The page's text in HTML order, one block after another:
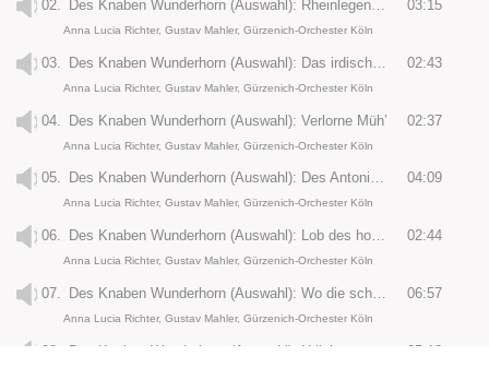
02. Des Knaben Wunderhorn (Auswahl): Rheinlegendchen 03:15
Anna Lucia Richter, Gustav Mahler, Gürzenich-Orchester Köln
03. 02:43
Anna Lucia Richter, Gustav Mahler, Gürzenich-Orchester Köln
04. Des Knaben Wunderhorn (Auswahl): Verlorne Müh’ 02:37
Anna Lucia Richter, Gustav Mahler, Gürzenich-Orchester Köln
05. Des Knaben Wunderhorn (Auswahl): Des Antonius von Padua Fischpredigt 04:09
Anna Lucia Richter, Gustav Mahler, Gürzenich-Orchester Köln
06. Des Knaben Wunderhorn (Auswahl): Lob des hohen Verstandes 02:44
Anna Lucia Richter, Gustav Mahler, Gürzenich-Orchester Köln
07. Des Knaben Wunderhorn (Auswahl): Wo die schönen Trompeten blasen 06:57
Anna Lucia Richter, Gustav Mahler, Gürzenich-Orchester Köln
08. Des Knaben Wunderhorn (Auswahl): Urlicht 05:18